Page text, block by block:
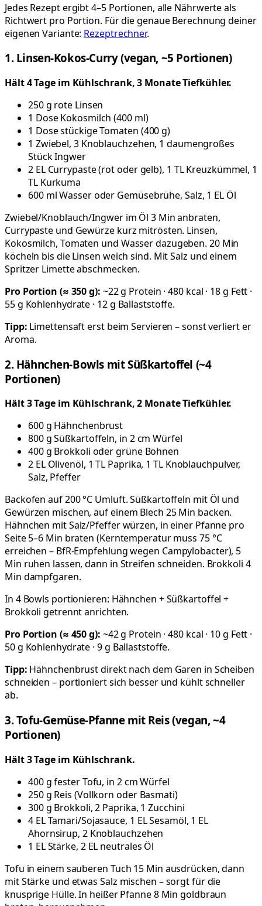
Jedes Rezept ergibt 4–5 Portionen, alle Nährwerte als
Richtwert pro Portion. Für die genaue Berechnung deiner
eigenen Variante: Rezeptrechner.
1. Linsen-Kokos-Curry (vegan, ~5 Portionen)
Hält 4 Tage im Kühlschrank, 3 Monate Tiefkühler.
250 g rote Linsen
1 Dose Kokosmilch (400 ml)
1 Dose stückige Tomaten (400 g)
1 Zwiebel, 3 Knoblauchzehen, 1 daumengroßes
Stück Ingwer
2 EL Currypaste (rot oder gelb), 1 TL Kreuzkümmel, 1
TL Kurkuma
600 ml Wasser oder Gemüsebrühe, Salz, 1 EL Öl
Zwiebel/Knoblauch/Ingwer im Öl 3 Min anbraten,
Currypaste und Gewürze kurz mitrösten. Linsen,
Kokosmilch, Tomaten und Wasser dazugeben. 20 Min
köcheln bis die Linsen weich sind. Mit Salz und einem
Spritzer Limette abschmecken.
Pro Portion (≈ 350 g): ~22 g Protein · 480 kcal · 18 g Fett ·
55 g Kohlenhydrate · 12 g Ballaststoffe.
Tipp: Limettensaft erst beim Servieren – sonst verliert er
Aroma.
2. Hähnchen-Bowls mit Süßkartoffel (~4
Portionen)
Hält 3 Tage im Kühlschrank, 2 Monate Tiefkühler.
600 g Hähnchenbrust
800 g Süßkartoffeln, in 2 cm Würfel
400 g Brokkoli oder grüne Bohnen
2 EL Olivenöl, 1 TL Paprika, 1 TL Knoblauchpulver,
Salz, Pfeffer
Backofen auf 200 °C Umluft. Süßkartoffeln mit Öl und
Gewürzen mischen, auf einem Blech 25 Min backen.
Hähnchen mit Salz/Pfeffer würzen, in einer Pfanne pro
Seite 5–6 Min braten (Kerntemperatur muss 75 °C
erreichen – BfR-Empfehlung wegen Campylobacter), 5
Min ruhen lassen, dann in Streifen schneiden. Brokkoli 4
Min dampfgaren.
In 4 Bowls portionieren: Hähnchen + Süßkartoffel +
Brokkoli getrennt anrichten.
Pro Portion (≈ 450 g): ~42 g Protein · 480 kcal · 10 g Fett ·
50 g Kohlenhydrate · 9 g Ballaststoffe.
Tipp: Hähnchenbrust direkt nach dem Garen in Scheiben
schneiden – portioniert sich besser und kühlt schneller
ab.
3. Tofu-Gemüse-Pfanne mit Reis (vegan, ~4
Portionen)
Hält 3 Tage im Kühlschrank.
400 g fester Tofu, in 2 cm Würfel
250 g Reis (Vollkorn oder Basmati)
300 g Brokkoli, 2 Paprika, 1 Zucchini
4 EL Tamari/Sojasauce, 1 EL Sesamöl, 1 EL
Ahornsirup, 2 Knoblauchzehen
1 EL Stärke, 2 EL neutrales Öl
Tofu in einem sauberen Tuch 15 Min ausdrücken, dann
mit Stärke und etwas Salz mischen – sorgt für die
knusprige Hülle. In heißer Pfanne 8 Min goldbraun